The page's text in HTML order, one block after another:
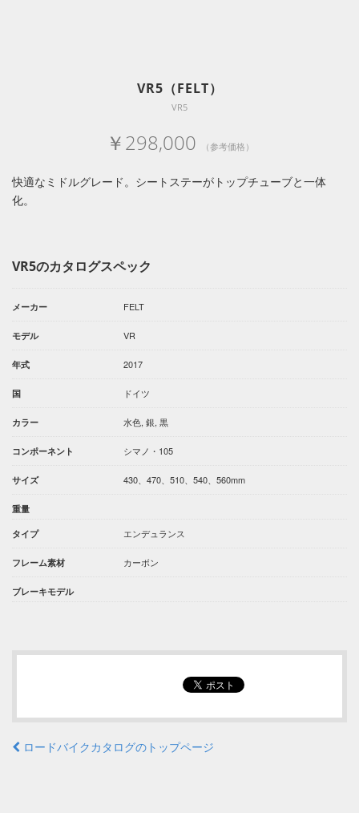
VR5（FELT）
VR5
￥298,000 （参考価格）
快適なミドルグレード。シートステーがトップチューブと一体
化。
VR5のカタログスペック
メーカー FELT
モデル VR
年式 2017
国 ドイツ
カラー 水色, 銀, 黒
コンポーネント シマノ・105
サイズ 430、470、510、540、560mm
重量
タイプ エンデュランス
フレーム素材 カーボン
ブレーキモデル
ロードバイクカタログのトップページ